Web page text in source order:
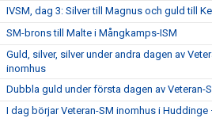
IVSM, dag 3: Silver till Magnus och guld till
SM-brons till Malte i Mångkamps-ISM
Guld, silver, silver under andra dagen av
inomhus
Dubbla guld under första dagen av Veteran-
I dag börjar Veteran-SM inomhus i